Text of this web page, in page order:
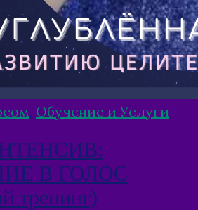
, Обучение и Услуги
В ГОЛОС
тренинг)